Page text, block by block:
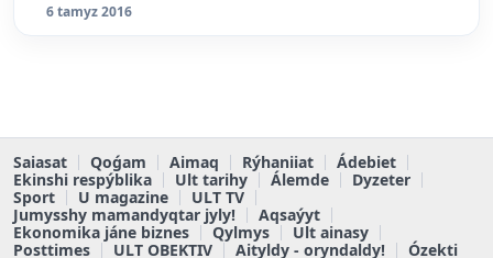
6 tamyz 2016
Saiasat Qoǵam Aimaq Rýhaniiat
Ádebiet
Ekinshi respýblika
Ult tarihy Álemde
Dyzeter
Sport
U magazine
ULT TV
Jumysshy mamandyqtar jyly!
Aqsaýyt
Ekonomika jáne biznes
Qylmys
Ult ainasy
Posttimes
ULT OBEKTIV Aityldy - oryndaldy! Ózekti